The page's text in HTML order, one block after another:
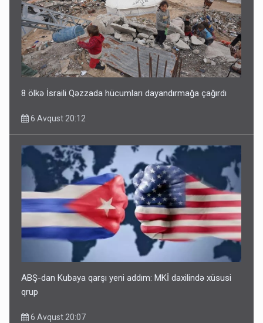
8 ölkə İsraili Qəzzada hücumları dayandırmağa çağırdı
6 Avqust 20:12
ABŞ-dan Kubaya qarşı yeni addım: MKİ daxilində xüsusi
qrup
6 Avqust 20:07